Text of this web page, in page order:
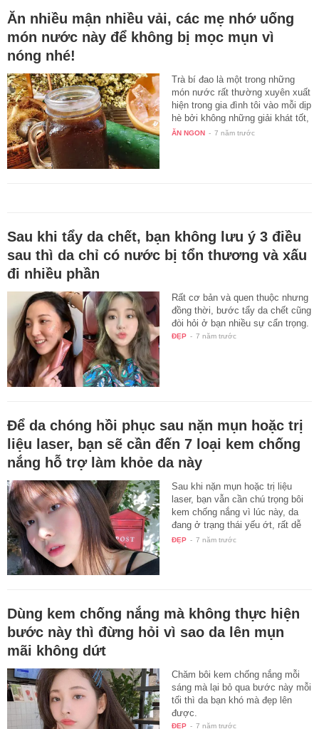
Ăn nhiều mận nhiều vải, các mẹ nhớ uống
món nước này để không bị mọc mụn vì
nóng nhé!
Trà bí đao là một trong những
món nước rất thường xuyên xuất
hiện trong gia đình tôi vào mỗi dịp
hè bởi không những giải khát tốt,
…
ĂN NGON - 7 năm trước
Sau khi tẩy da chết, bạn không lưu ý 3 điều
sau thì da chỉ có nước bị tổn thương và xấu
đi nhiều phần
Rất cơ bản và quen thuộc nhưng
đồng thời, bước tẩy da chết cũng
đòi hỏi ở bạn nhiều sự cẩn trọng.
ĐẸP - 7 năm trước
Để da chóng hồi phục sau nặn mụn hoặc trị
liệu laser, bạn sẽ cần đến 7 loại kem chống
nắng hỗ trợ làm khỏe da này
Sau khi nặn mụn hoặc trị liệu
laser, bạn vẫn cần chú trọng bôi
kem chống nắng vì lúc này, da
đang ở trạng thái yếu ớt, rất dễ
bị…
ĐẸP - 7 năm trước
Dùng kem chống nắng mà không thực hiện
bước này thì đừng hỏi vì sao da lên mụn
mãi không dứt
Chăm bôi kem chống nắng mỗi
sáng mà lại bỏ qua bước này mỗi
tối thì da bạn khó mà đẹp lên
được.
ĐẸP - 7 năm trước